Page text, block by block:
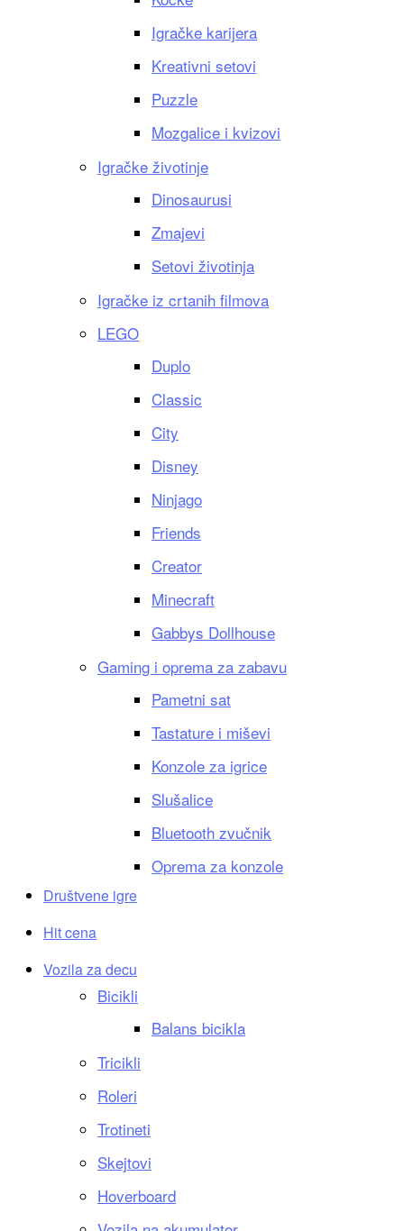
Igračke karijera
Kreativni setovi
Puzzle
Mozgalice i kvizovi
Igračke životinje
Dinosaurusi
Zmajevi
Setovi životinja
Igračke iz crtanih filmova
LEGO
Duplo
Classic
City
Disney
Ninjago
Friends
Creator
Minecraft
Gabbys Dollhouse
Gaming i oprema za zabavu
Pametni sat
Tastature i miševi
Konzole za igrice
Slušalice
Bluetooth zvučnik
Oprema za konzole
Društvene igre
Hit cena
Vozila za decu
Bicikli
Balans bicikla
Tricikli
Roleri
Trotineti
Skejtovi
Hoverboard